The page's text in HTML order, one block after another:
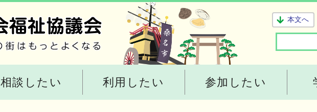
本文へ
相談したい 利用したい 参加したい